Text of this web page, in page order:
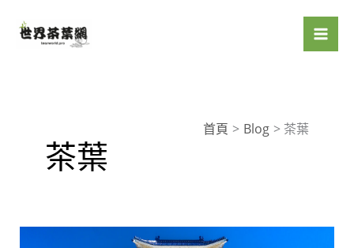
首頁 Blog 茶葉
茶葉